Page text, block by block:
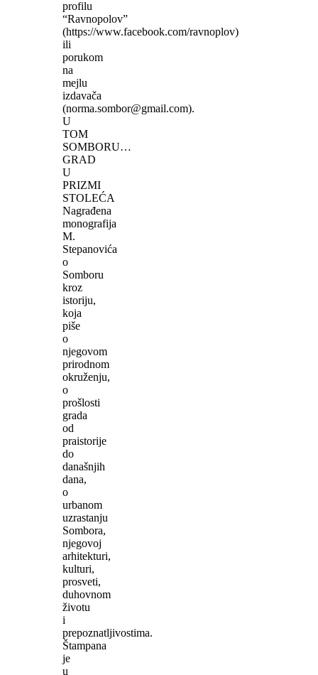
profilu
“Ravnopolov”
(https://www.facebook.com/ravnoplov)
ili
porukom
na
mejlu
izdavača
(norma.sombor@gmail.com).
U
TOM
SOMBORU…
GRAD
U
PRIZMI
STOLEĆA
Nagrađena
monografija
M.
Stepanovića
o
Somboru
kroz
istoriju,
koja
piše
o
njegovom
prirodnom
okruženju,
o
prošlosti
grada
od
praistorije
do
današnjih
dana,
o
urbanom
uzrastanju
Sombora,
njegovoj
arhitekturi,
kulturi,
prosveti,
duhovnom
životu
i
prepoznatljivostima.
Štampana
je
u